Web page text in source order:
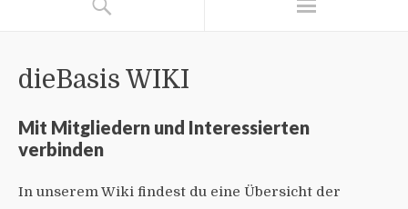
dieBasis WIKI
Mit Mitgliedern und Interessierten
verbinden
In unserem Wiki findest du eine Übersicht der